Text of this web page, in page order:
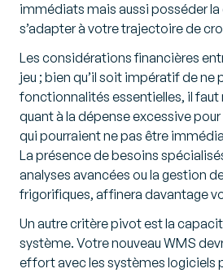
immédiats mais aussi posséder
s’adapter à votre trajectoire de
Les considérations financières
jeu ; bien qu’il soit impératif de ne
fonctionnalités essentielles, il
quant à la dépense excessive
qui pourraient ne pas être
La présence de besoins
analyses avancées ou la gestion
frigorifiques, affinera davantage
Un autre critère pivot est la
système. Votre nouveau WMS
effort avec les systèmes logiciels